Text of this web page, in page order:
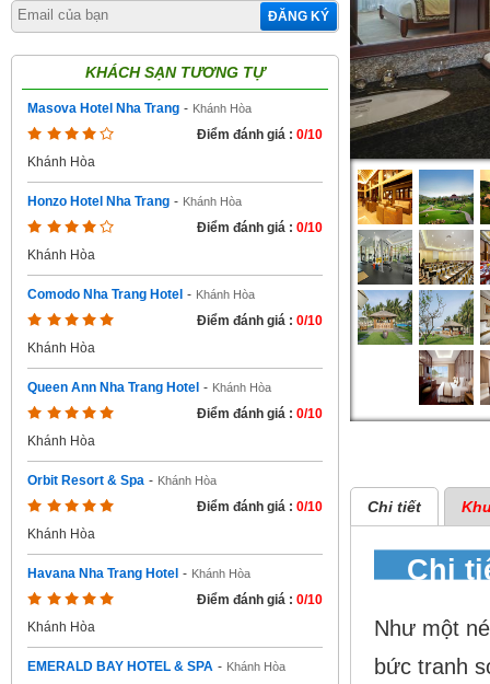
ĐĂNG KÝ
KHÁCH SẠN TƯƠNG TỰ
Masova Hotel Nha Trang - Khánh Hòa
Điểm đánh giá : 0/10
Khánh Hòa
Honzo Hotel Nha Trang - Khánh Hòa
Điểm đánh giá : 0/10
Khánh Hòa
Comodo Nha Trang Hotel - Khánh Hòa
Điểm đánh giá : 0/10
Khánh Hòa
Queen Ann Nha Trang Hotel - Khánh Hòa
Điểm đánh giá : 0/10
Khánh Hòa
Orbit Resort & Spa - Khánh Hòa
Điểm đánh giá : 0/10
Khánh Hòa
Havana Nha Trang Hotel - Khánh Hòa
Điểm đánh giá : 0/10
Khánh Hòa
EMERALD BAY HOTEL & SPA - Khánh Hòa
Chi tiết
Chi
Như một
bức tranh